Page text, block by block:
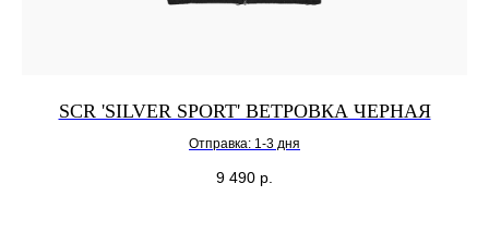
SCR 'SILVER SPORT' ВЕТРОВКА ЧЕРНАЯ
Отправка: 1-3 дня
9 490 р.